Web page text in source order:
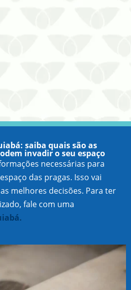
saiba quais são as
invadir o seu espaço
necessárias para
das pragas. Isso vai
melhores decisões. Para ter
fale com uma